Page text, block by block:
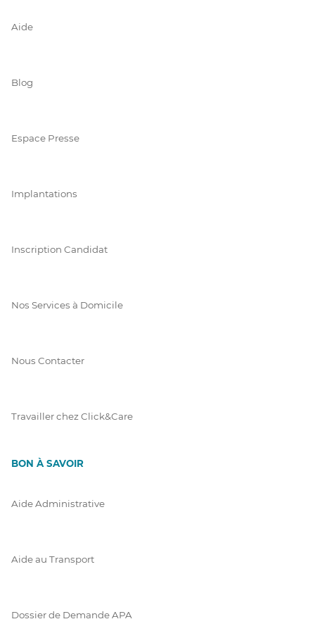
Aide
Blog
Espace Presse
Implantations
Inscription Candidat
Nos Services à Domicile
Nous Contacter
Travailler chez Click&Care
BON À SAVOIR
Aide Administrative
Aide au Transport
Dossier de Demande APA